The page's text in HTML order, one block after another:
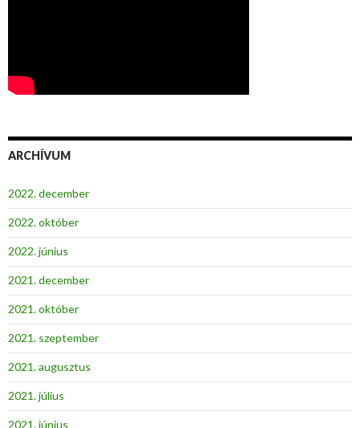
ARCHÍVUM
2022. december
2022. október
2022. június
2021. december
2021. október
2021. szeptember
2021. augusztus
2021. július
2021. június